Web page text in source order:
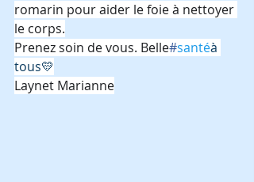
romarin pour aider le foie à nettoyer
le corps.
Prenez soin de vous. Belle#santéà
tous💛
Laynet Marianne